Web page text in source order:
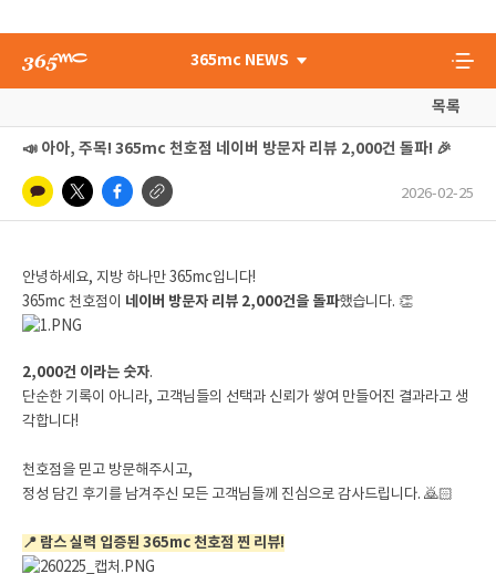
365mc NEWS
목록
📣 아아, 주목! 365mc 천호점 네이버 방문자 리뷰 2,000건 돌파! 🎉
2026-02-25
안녕하세요, 지방 하나만 365mc입니다!
365mc 천호점이 네이버 방문자 리뷰 2,000건을 돌파했습니다. 👏
2,000건 이라는 숫자.
단순한 기록이 아니라, 고객님들의 선택과 신뢰가 쌓여 만들어진 결과라고 생
각합니다!
천호점을 믿고 방문해주시고,
정성 담긴 후기를 남겨주신 모든 고객님들께 진심으로 감사드립니다. 🙇🏻
📍 람스 실력 입증된 365mc 천호점 찐 리뷰!